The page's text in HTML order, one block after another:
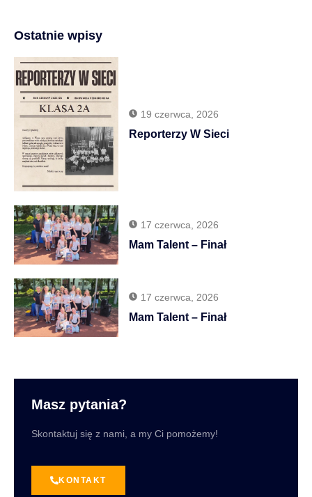
Ostatnie wpisy
19 czerwca, 2026
Reporterzy W Sieci
17 czerwca, 2026
Mam Talent – Finał
17 czerwca, 2026
Mam Talent – Finał
Masz pytania?
Skontaktuj się z nami, a my Ci pomożemy!
KONTAKT